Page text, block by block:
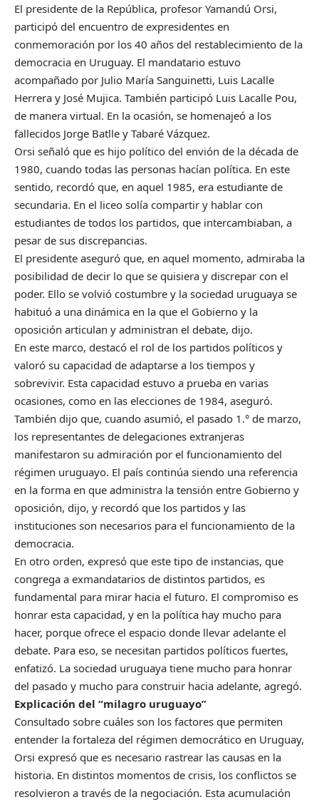
El presidente de la República, profesor Yamandú Orsi,
participó del encuentro de expresidentes en
conmemoración por los 40 años del restablecimiento de la
democracia en Uruguay. El mandatario estuvo
acompañado por Julio María Sanguinetti, Luis Lacalle
Herrera y José Mujica. También participó Luis Lacalle Pou,
de manera virtual. En la ocasión, se homenajeó a los
fallecidos Jorge Batlle y Tabaré Vázquez.
Orsi señaló que es hijo político del envión de la década de
1980, cuando todas las personas hacían política. En este
sentido, recordó que, en aquel 1985, era estudiante de
secundaria. En el liceo solía compartir y hablar con
estudiantes de todos los partidos, que intercambiaban, a
pesar de sus discrepancias.
El presidente aseguró que, en aquel momento, admiraba la
posibilidad de decir lo que se quisiera y discrepar con el
poder. Ello se volvió costumbre y la sociedad uruguaya se
habituó a una dinámica en la que el Gobierno y la
oposición articulan y administran el debate, dijo.
En este marco, destacó el rol de los partidos políticos y
valoró su capacidad de adaptarse a los tiempos y
sobrevivir. Esta capacidad estuvo a prueba en varias
ocasiones, como en las elecciones de 1984, aseguró.
También dijo que, cuando asumió, el pasado 1.° de marzo,
los representantes de delegaciones extranjeras
manifestaron su admiración por el funcionamiento del
régimen uruguayo. El país continúa siendo una referencia
en la forma en que administra la tensión entre Gobierno y
oposición, dijo, y recordó que los partidos y las
instituciones son necesarios para el funcionamiento de la
democracia.
En otro orden, expresó que este tipo de instancias, que
congrega a exmandatarios de distintos partidos, es
fundamental para mirar hacia el futuro. El compromiso es
honrar esta capacidad, y en la política hay mucho para
hacer, porque ofrece el espacio donde llevar adelante el
debate. Para eso, se necesitan partidos políticos fuertes,
enfatizó. La sociedad uruguaya tiene mucho para honrar
del pasado y mucho para construir hacia adelante, agregó.
Explicación del “milagro uruguayo”
Consultado sobre cuáles son los factores que permiten
entender la fortaleza del régimen democrático en Uruguay,
Orsi expresó que es necesario rastrear las causas en la
historia. En distintos momentos de crisis, los conflictos se
resolvieron a través de la negociación. Esta acumulación